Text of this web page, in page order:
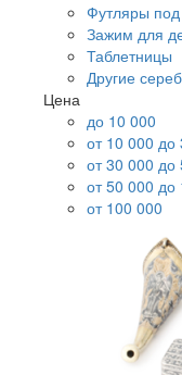
Футляры под
Зажим для
Таблетницы
Другие
Цена
до 10 000
от 10 000 до
от 30 000 до
от 50 000 до
от 100 000